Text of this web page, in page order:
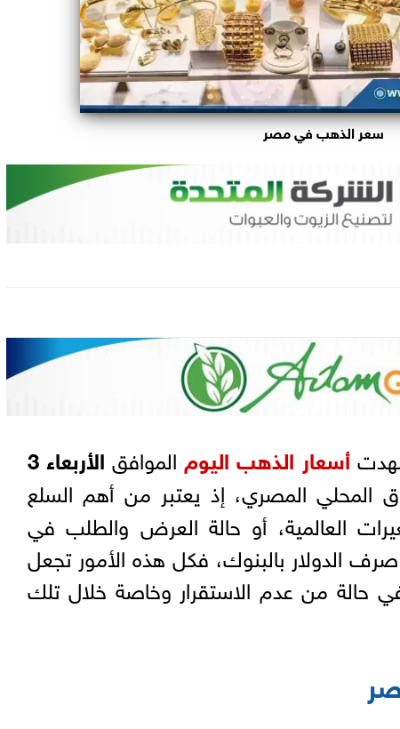
سعر الذهب في مصر
أسعار الذهب اليوم الموافق
الأربعاء 3
المحلي المصري، إذ يعتبر من أهم السلع
العالمية، أو حالة العرض والطلب في
الدولار بالبنوك، فكل هذه الأمور تجعل
حالة من عدم الاستقرار وخاصة خلال تلك